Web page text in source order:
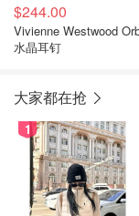
$244.00
Vivienne Westwood Orb
水晶耳钉
大家都在抢
1